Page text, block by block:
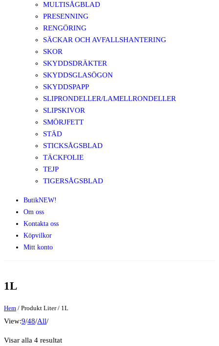
MULTISÅGBLAD
PRESENNING
RENGÖRING
SÄCKAR OCH AVFALLSHANTERING
SKOR
SKYDDSDRÄKTER
SKYDDSGLASÖGON
SKYDDSPAPP
SLIPRONDELLER/LAMELLRONDELLER
SLIPSKIVOR
SMÖRJFETT
STÄD
STICKSÅGSBLAD
TÄCKFOLIE
TEJP
TIGERSÅGSBLAD
ButikNEW!
Om oss
Kontakta oss
Köpvilkor
Mitt konto
1L
Hem / Produkt Liter / 1L
View:9/48/All/
Visar alla 4 resultat